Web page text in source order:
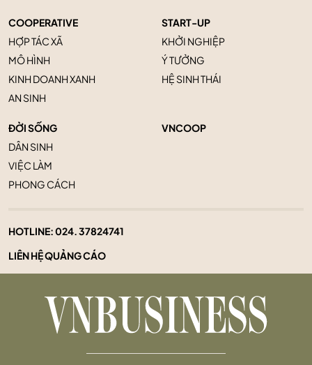
COOPERATIVE
HỢP TÁC XÃ
MÔ HÌNH
KINH DOANH XANH
AN SINH
START-UP
KHỞI NGHIỆP
Ý TƯỞNG
HỆ SINH THÁI
ĐỜI SỐNG
DÂN SINH
VIỆC LÀM
PHONG CÁCH
VNCOOP
HOTLINE:024. 37824741
LIÊN HỆ QUẢNG CÁO